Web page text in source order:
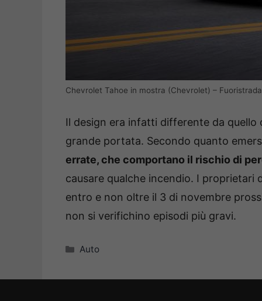
Chevrolet Tahoe in mostra (Chevrolet) –
Il design era infatti differente da quello
grande portata. Secondo quanto
errate, che comportano il rischio di
causare qualche incendio. I proprietari
entro e non oltre il 3 di novembre
non si verifichino episodi più gravi.
Categorie
Auto